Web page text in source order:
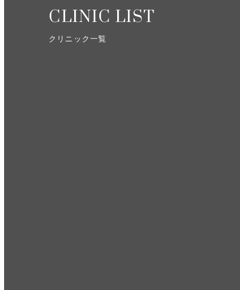
CLINIC LIST
クリニック一覧